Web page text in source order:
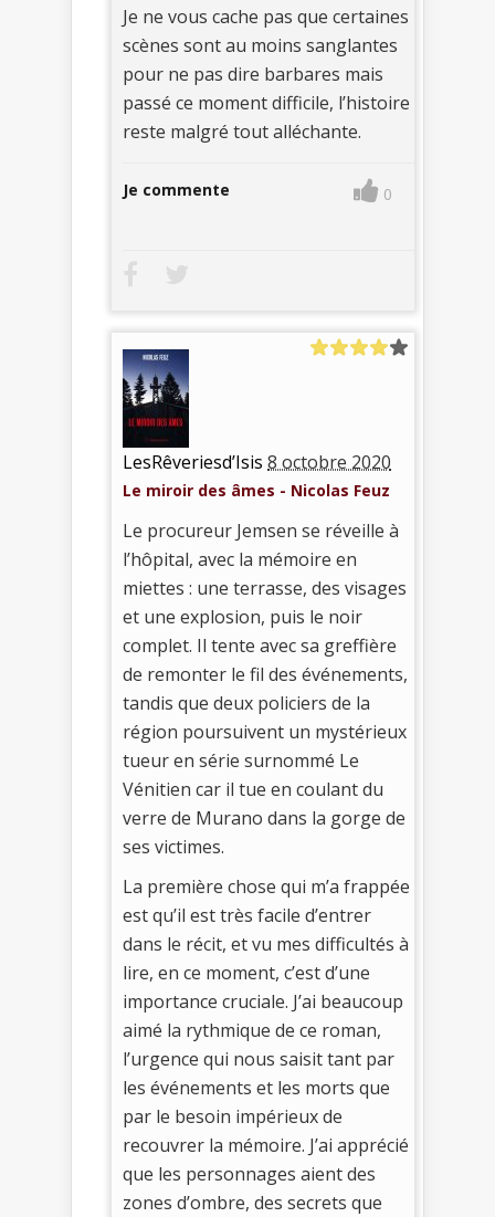
Je ne vous cache pas que certaines
scènes sont au moins sanglantes
pour ne pas dire barbares mais
passé ce moment difficile, l’histoire
reste malgré tout alléchante.
Je commente 0
LesRêveriesd’Isis 8 octobre 2020
Le miroir des âmes - Nicolas Feuz
Le procureur Jemsen se réveille à
l’hôpital, avec la mémoire en
miettes : une terrasse, des visages
et une explosion, puis le noir
complet. Il tente avec sa greffière
de remonter le fil des événements,
tandis que deux policiers de la
région poursuivent un mystérieux
tueur en série surnommé Le
Vénitien car il tue en coulant du
verre de Murano dans la gorge de
ses victimes.
La première chose qui m’a frappée
est qu’il est très facile d’entrer
dans le récit, et vu mes difficultés à
lire, en ce moment, c’est d’une
importance cruciale. J’ai beaucoup
aimé la rythmique de ce roman,
l’urgence qui nous saisit tant par
les événements et les morts que
par le besoin impérieux de
recouvrer la mémoire. J’ai apprécié
que les personnages aient des
zones d’ombre, des secrets que